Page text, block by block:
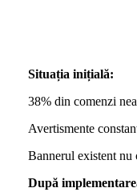
Situația inițială:
38% din comenzi
Avertismente
Bannerul existent
După